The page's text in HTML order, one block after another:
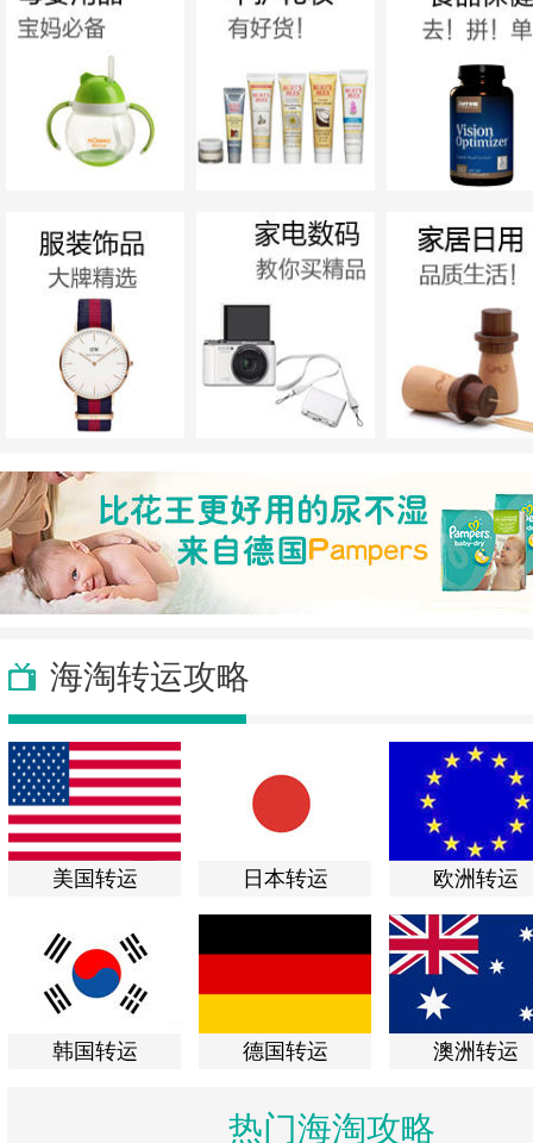
海淘转运攻略
美国转运 日本转运 欧洲转运
韩国转运 德国转运 澳洲转运
热门海淘攻略